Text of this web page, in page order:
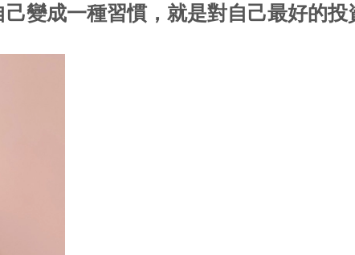
己變成一種習慣，就是對自己最好的投